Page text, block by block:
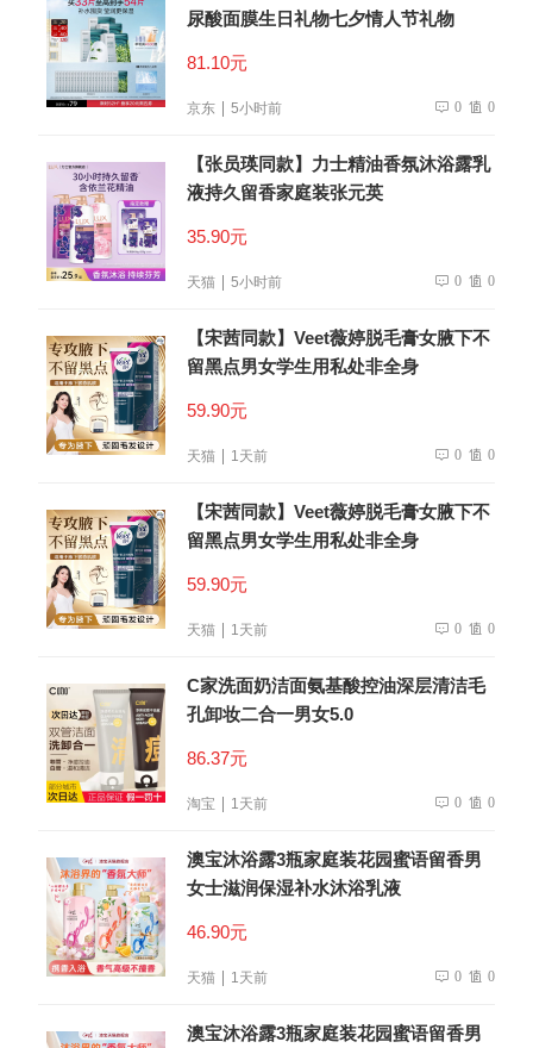
尿酸面膜生日礼物七夕情人节礼物
81.10元
京东 5小时前 0 0
【张员瑛同款】力士精油香氛沐浴露乳
液持久留香家庭装张元英
35.90元
天猫 5小时前 0 0
【宋茜同款】Veet薇婷脱毛膏女腋下不
留黑点男女学生用私处非全身
59.90元
天猫 1天前 0 0
【宋茜同款】Veet薇婷脱毛膏女腋下不
留黑点男女学生用私处非全身
59.90元
天猫 1天前 0 0
C家洗面奶洁面氨基酸控油深层清洁毛
孔卸妆二合一男女5.0
86.37元
淘宝 1天前 0 0
澳宝沐浴露3瓶家庭装花园蜜语留香男
女士滋润保湿补水沐浴乳液
46.90元
天猫 1天前 0 0
澳宝沐浴露3瓶家庭装花园蜜语留香男